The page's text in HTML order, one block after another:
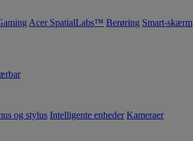
Acer SpatialLabs™ Berøring Smart-skærm
og stylus Intelligente enheder Kameraer